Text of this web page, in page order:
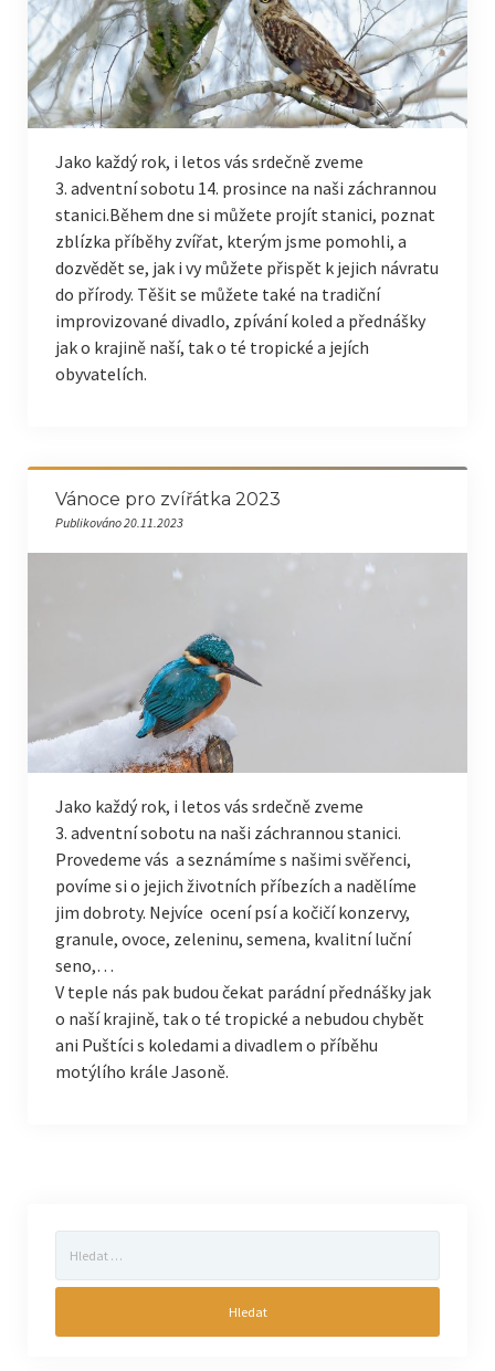
Jako každý rok, i letos vás srdečně zveme
3. adventní sobotu 14. prosince na naši záchrannou
stanici.Během dne si můžete projít stanici, poznat
zblízka příběhy zvířat, kterým jsme pomohli, a
dozvědět se, jak i vy můžete přispět k jejich návratu
do přírody. Těšit se můžete také na tradiční
improvizované divadlo, zpívání koled a přednášky
jak o krajině naší, tak o té tropické a jejích
obyvatelích.
Vánoce pro zvířátka 2023
Publikováno 20.11.2023
Jako každý rok, i letos vás srdečně zveme
3. adventní sobotu na naši záchrannou stanici.
Provedeme vás a seznámíme s našimi svěřenci,
povíme si o jejich životních příbezích a nadělíme
jim dobroty. Nejvíce ocení psí a kočičí konzervy,
granule, ovoce, zeleninu, semena, kvalitní luční
seno,…
V teple nás pak budou čekat parádní přednášky jak
o naší krajině, tak o té tropické a nebudou chybět
ani Puštíci s koledami a divadlem o příběhu
motýlího krále Jasoně.